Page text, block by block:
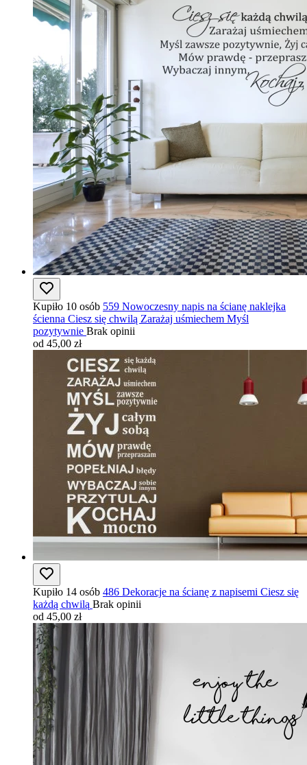
Kupiło 10 osób 559 Nowoczesny napis na ścianę naklejka
ścienna Ciesz się chwilą Zarażaj uśmiechem Myśl
pozytywnie Brak opinii
od 45,00 zł
Kupiło 14 osób 486 Dekoracje na ścianę z napisemi Ciesz się
każdą chwilą Brak opinii
od 45,00 zł